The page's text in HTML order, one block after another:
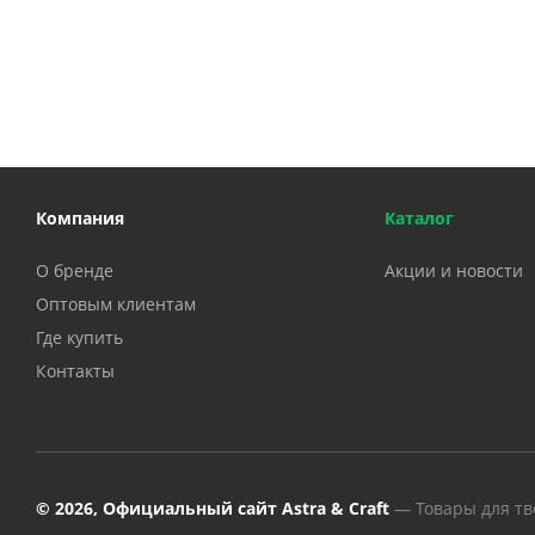
Компания
О бренде
Оптовым клиентам
Где купить
Контакты
Каталог
Акции и новости
© 2026, Официальный сайт Astra & Craft — Товары для